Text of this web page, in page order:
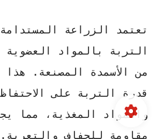
تعتمد الزراعة المستدامة
التربة بالمواد العضوية
من الأسمدة المصنعة.
قدرة التربة على
والمواد المغذية، مما
مقاومة للجفاف والتعرية.